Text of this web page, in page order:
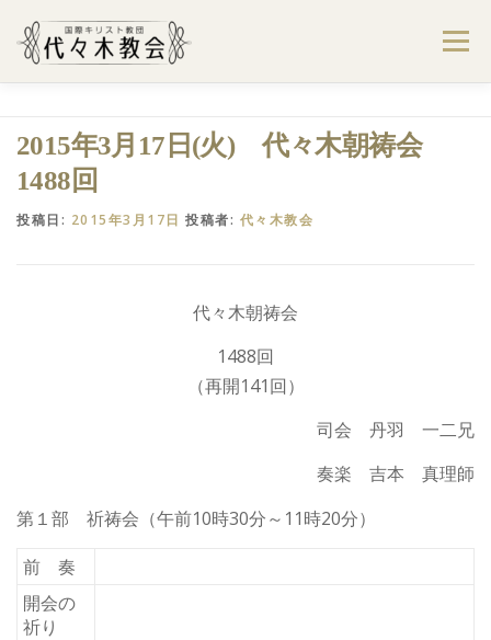
メニュー
2015年3月17日(火) 代々木朝祷会
1488回
投稿日: 2015年3月17日 投稿者: 代々木教会
代々木朝祷会
1488回
（再開141回）
司会 丹羽 一二兄
奏楽 吉本 真理師
第１部 祈祷会（午前10時30分～11時20分）
前 奏
開会の
祈り